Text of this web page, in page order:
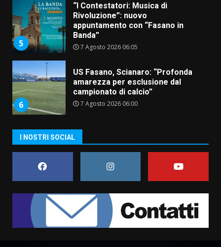
5
“I Contestatori: Musica di
Rivoluzione”: nuovo
appuntamento con “Fasano in
Banda”
7 Agosto 2026 06:05
6
US Fasano, Scianaro: “Profonda
amarezza per esclusione dal
campionato di calcio”
7 Agosto 2026 06:00
Fasanese ferito a colpi di arma
1
Serie D, l’Us Fasano non molla e
conferma di voler ricorrere per
ottenere l’iscrizione
8 Agosto 2026 19:55
I NOSTRI SOCIAL